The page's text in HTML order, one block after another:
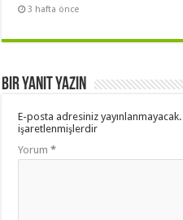
3 hafta önce
Bir yanıt yazın
E-posta adresiniz yayınlanmayacak.
işaretlenmişlerdir
Yorum*